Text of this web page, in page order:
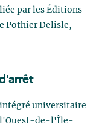
par les Éditions
Pothier Delisle,
universitaire
l'Ouest-de-l'Île-